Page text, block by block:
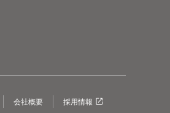
会社概要 採用情報